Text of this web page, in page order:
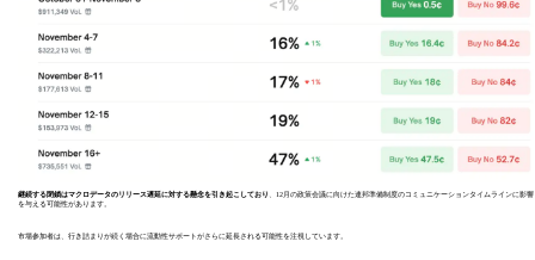
継続する閉鎖はマクロデータのリリース遅延に対する懸念を引き起こしており
、12月の政策会議に向けた連邦準備制度のコミュニケーションタイムラインに影響
を与える可能性があります。
市場参加者は、行き詰まりが続く場合に流動性サポートがさらに延長される可能性を注視しています。